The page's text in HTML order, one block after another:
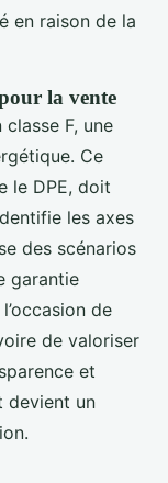
en raison de la
la vente
F, une
Ce
le DPE, doit
les axes
des scénarios
garantie
de
de valoriser
et
devient un